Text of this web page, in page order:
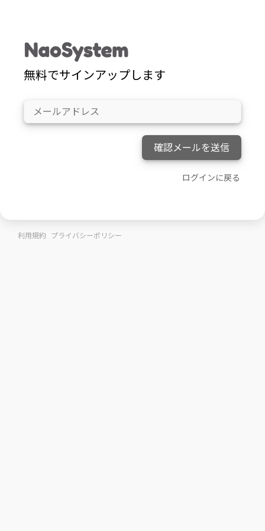
無料でサインアップします
確認メールを送信
ログインに戻る
利用規約 プライバシーポリシー